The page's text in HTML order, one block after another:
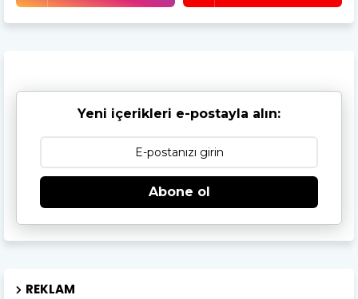
Yeni içerikleri e-postayla alın:
Abone ol
REKLAM